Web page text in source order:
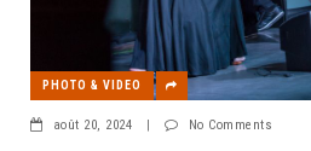
PHOTO & VIDEO
août 20, 2024 No Comments